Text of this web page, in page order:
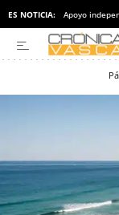
ES NOTICIA: Apoyo